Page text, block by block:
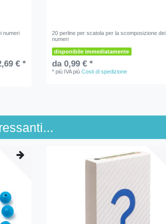
numeri
€ *
20 perline per scatola per la scomposizione dei
numeri
disponibile immediatamente
da 0,99 € *
*più IVApiùCosti di spedizione